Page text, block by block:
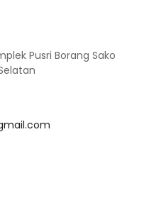
Pusri Borang Sako